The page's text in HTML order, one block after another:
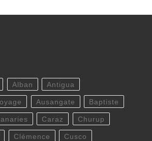
Alban Antigua
Ausangate Baptiste
Caraz Churup
Clémence Cusco